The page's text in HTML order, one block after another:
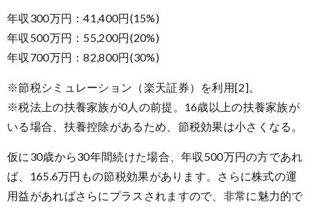
年収300万円：41,400円(15%)
年収500万円：55,200円(20%)
年収700万円：82,800円(30%)
※節税シミュレーション（楽天証券）を利用[2]。
※税法上の扶養家族が0人の前提。16歳以上の扶養家族が
いる場合、扶養控除があるため、節税効果は小さくなる。
仮に30歳から30年間続けた場合、年収500万円の方であれ
ば、165.6万円もの節税効果があります。さらに株式の運
用益があればさらにプラスされますので、非常に魅力的で